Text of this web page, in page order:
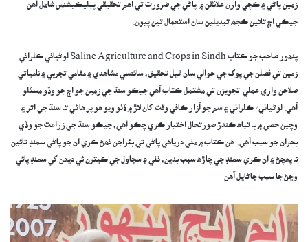
زمين پاڻي ۽ ڪچي وارن علائقن ۾ پاڻي جي ضرورت تي اھم تحقيقي پبليڪيشنس شامل آھن
جيڪي اڄ تائين ڪجھ تبديلين سان استعمال ٿين پيون.
‎‎پنھور صاحب جو ڪتاب Saline Agriculture and Crops in Sindh لوڻياٺي ڪلراٺي
زمين تي فصلن جي پوک جي حوالي سان ٿيل تحقيق، سائنسي مشاھدي ۽ مقامي تجربي ۽ نامياتي
صلاحن واري عملي تجويزن تي مشتمل ڪتاب آھي جيڪو سنڌ جي زمين جو اڄ جو وڏو مسئلو
آھي. لوڻياٺي/ ڪلراٺي ۽ سم جو آزار ڪافي وقت کان لاڙ ۾ ڏٺو ويو ھو پر ھاڻي تہ سنڌ جي اتر ۽
وچين حصي ۾ بہ تباھ ڪندڙ صورتحال اختيار ڪري چڪو آھي، جيڪو سنڌ جي زراعت جو وڏي
بحران جو سبب آھي. ھن ڪتاب ۾ مٺي درياھي پاڻي تي بئراجن ٺھڻ ڪري ان جو پاڻي سمنڊ تائين
نہ پھچڻ ۽ ان ڪري سمنڊ جي چاڙھ سبب بدين، ٺٺي ۽ سجاول جي ڪيترن ئي ديھن کي سمنڊ پائي
وڃڻ جا سبب ڄاڻايل آھن.